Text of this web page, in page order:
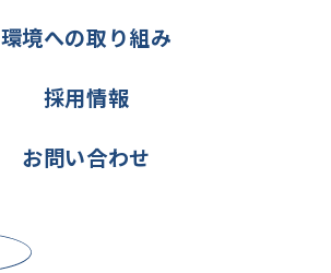
環境への取り組み
採用情報
お問い合わせ